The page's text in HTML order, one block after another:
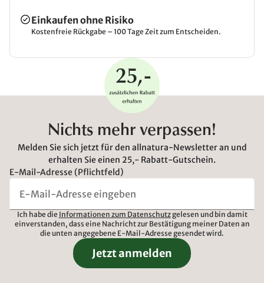
Einkaufen ohne Risiko
Kostenfreie Rückgabe – 100 Tage Zeit zum Entscheiden.
Nichts mehr verpassen!
Melden Sie sich jetzt für den allnatura-Newsletter an und
erhalten Sie einen 25,- Rabatt-Gutschein.
E-Mail-Adresse (Pflichtfeld)
Ich habe die Informationen zum Datenschutzgelesen und bin damit
einverstanden, dass eine Nachricht zur Bestätigung meiner Daten an
die unten angegebene E-Mail-Adresse gesendet wird.
Jetzt anmelden